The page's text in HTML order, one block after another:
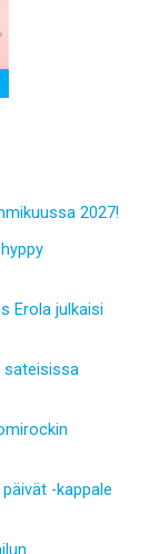
2027!
Erola julkaisi
sateisissa
-kappale